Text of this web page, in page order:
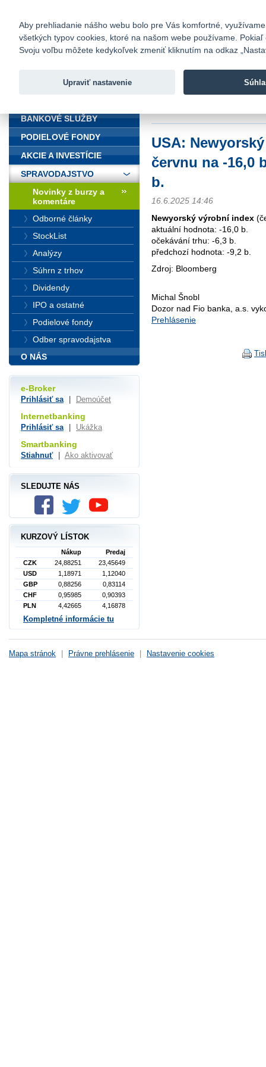
Fio banka
Fio banka
USA:
červnu na -16,0
b.
16.6.2025 14:46
Newyorský výrobní index
aktuální hodnota: -16,0 b.
očekávání trhu: -6,3 b.
předchozí hodnota: -9,2 b.
Zdroj: Bloomberg
Michal Šnobl
Dozor nad Fio banka, a.s.
Prehlásenie
BANKOVÉ SLUŽBY
PODIELOVÉ FONDY
AKCIE A INVESTÍCIE
SPRAVODAJSTVO
Novinky z burzy a
komentáre
Odborné články
StockList
Analýzy
Súhrn z trhov
Dividendy
IPO a ostatné
Podielové fondy
Odber spravodajstva
O NÁS
e-Broker
Prihlásiť sa Demoúčet
Internetbanking
Prihlásiť sa Ukážka
Smartbanking
Stiahnuť Ako aktivovať
SLEDUJTE NÁS
KURZOVÝ LÍSTOK
Nákup
Predaj
CZK
24,88251
23,45649
USD
1,18971
1,12040
GBP
0,88256
0,83114
CHF
0,95985
0,90393
PLN
4,42665 4,16878
Kompletné informácie tu
Mapa stránok Právne prehlásenie Nastavenie cookies
Aby prehliadanie nášho webu bolo pre Vás komfortné,
všetkých typov cookies, ktoré na našom webe používame.
Svoju voľbu môžete kedykoľvek zmeniť kliknutím na odkaz
Upraviť nastavenie